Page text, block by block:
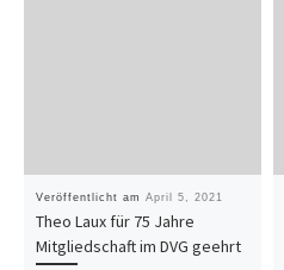
Veröffentlicht amApril 5, 2021
Theo Laux für 75 Jahre
Mitgliedschaft im DVG geehrt